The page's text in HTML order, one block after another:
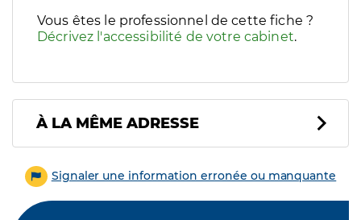
Vous êtes le professionnel de cette fiche ?
Décrivez l'accessibilité de votre cabinet.
À LA MÊME ADRESSE
Signaler une information erronée ou manquante